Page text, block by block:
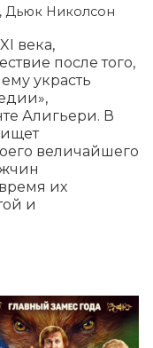
Николсон
века,
после того,
украсть
Алигьери. В
ищет
величайшего
их
и